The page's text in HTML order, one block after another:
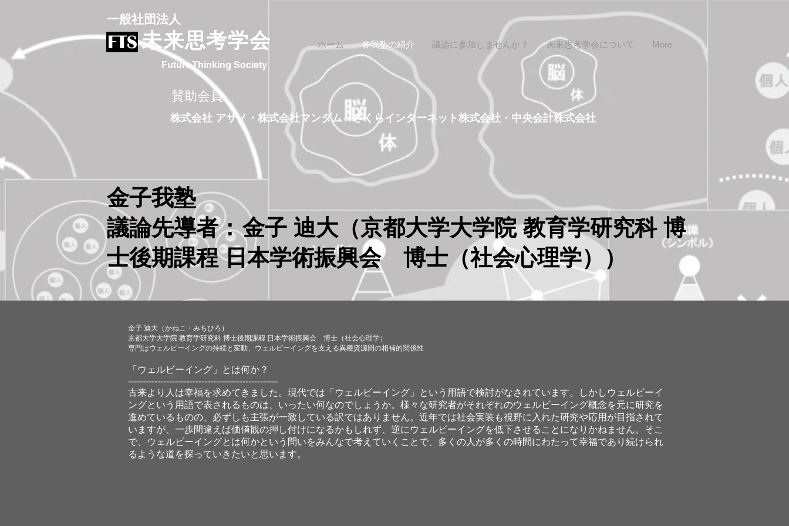
未来思考学会
Future Thinking Society
​一般社団法人
ホーム 各我塾の紹介 議論に参加しませんか？ 未来思考学会について More
賛助会員
株式会社 アサノ ・ 株式会社マンダム・さくらインターネット株式会社 ・ 中央会計株式会社
金子我塾
議論先導者：金子 迪大（京都大学大学院 教育学研究科 博
士後期課程 日本学術振興会 博士（社会心理学））
金子 迪大（かねこ・みちひろ）
京都大学大学院 教育学研究科 博士後期課程 日本学術振興会 博士（社会心理学）
専門はウェルビーイングの持続と変動、ウェルビーイングを支える異種資源間の相補的関係性
「ウェルビーイング」とは何か？
---------------------------------------------------
古来より人は幸福を求めてきました。現代では「ウェルビーイング」という用語で検討がなされています。しかしウェルビーイ
ングという用語で表されるものは、いったい何なのでしょうか。様々な研究者がそれぞれのウェルビーイング概念を元に研究を
進めているものの、必ずしも主張が一致している訳ではありません。近年では社会実装も視野に入れた研究や応用が目指されて
いますが、一歩間違えば価値観の押し付けになるかもしれず、逆にウェルビーイングを低下させることになりかねません。そこ
で、ウェルビーイングとは何かという問いをみんなで考えていくことで、多くの人が多くの時間にわたって幸福であり続けられ
るような道を探っていきたいと思います。